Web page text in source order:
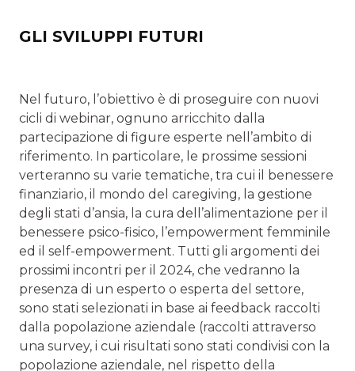
GLI SVILUPPI FUTURI
Nel futuro, l’obiettivo è di proseguire con nuovi
cicli di webinar, ognuno arricchito dalla
partecipazione di figure esperte nell’ambito di
riferimento. In particolare, le prossime sessioni
verteranno su varie tematiche, tra cui il benessere
finanziario, il mondo del caregiving, la gestione
degli stati d’ansia, la cura dell’alimentazione per il
benessere psico-fisico, l’empowerment femminile
ed il self-empowerment. Tutti gli argomenti dei
prossimi incontri per il 2024, che vedranno la
presenza di un esperto o esperta del settore,
sono stati selezionati in base ai feedback raccolti
dalla popolazione aziendale (raccolti attraverso
una survey, i cui risultati sono stati condivisi con la
popolazione aziendale, nel rispetto della